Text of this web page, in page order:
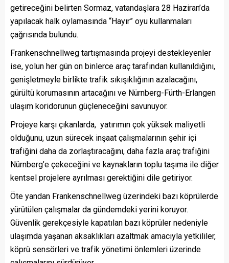
getireceğini belirten Sormaz, vatandaşlara 28 Haziran’da
yapılacak halk oylamasında “Hayır” oyu kullanmaları
çağrısında bulundu.
Frankenschnellweg tartışmasında projeyi destekleyenler
ise, yolun her gün on binlerce araç tarafından kullanıldığını,
genişletmeyle birlikte trafik sıkışıklığının azalacağını,
gürültü korumasının artacağını ve Nürnberg-Fürth-Erlangen
ulaşım koridorunun güçleneceğini savunuyor.
Projeye karşı çıkanlarda, yatırımın çok yüksek maliyetli
olduğunu, uzun sürecek inşaat çalışmalarının şehir içi
trafiğini daha da zorlaştıracağını, daha fazla araç trafiğini
Nürnberg’e çekeceğini ve kaynakların toplu taşıma ile diğer
kentsel projelere ayrılması gerektiğini dile getiriyor.
Öte yandan Frankenschnellweg üzerindeki bazı köprülerde
yürütülen çalışmalar da gündemdeki yerini koruyor.
Güvenlik gerekçesiyle kapatılan bazı köprüler nedeniyle
ulaşımda yaşanan aksaklıkları azaltmak amacıyla yetkililer,
köprü sensörleri ve trafik yönetimi önlemleri üzerinde